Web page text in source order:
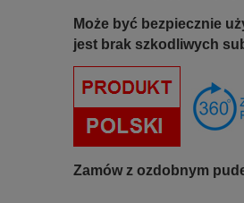
Może być bezpiecznie
jest brak szkodliwych
Zamów z ozdobnym